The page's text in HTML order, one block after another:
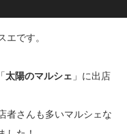
エです。
太陽のマルシェ 」に出店
者さんも多いマルシェな